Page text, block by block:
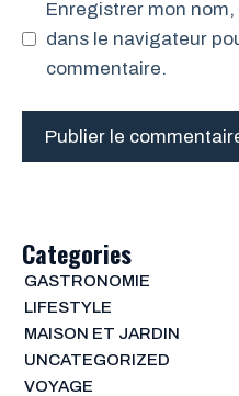
Enregistrer mon
dans le navigateur
commentaire.
Categories
GASTRONOMIE
LIFESTYLE
MAISON ET JARDIN
UNCATEGORIZED
VOYAGE